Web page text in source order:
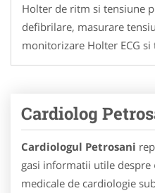
Holter de ritm si tensiune
defibrilare, masurare
monitorizare Holter ECG
Cardiolog
Cardiologul Petrosani
gasi informatii utile despre
medicale de cardiologie